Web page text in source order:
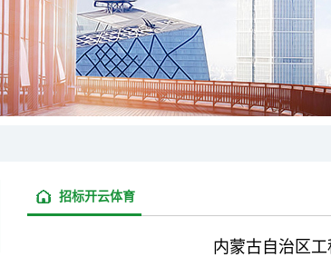
招标开云体育
内蒙古自治区